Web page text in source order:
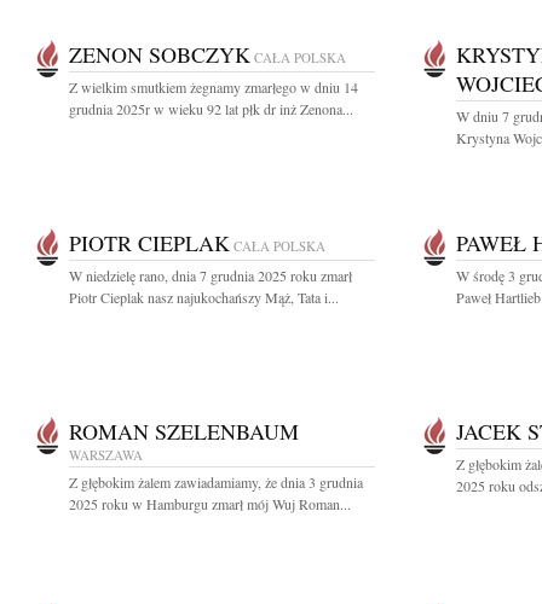
ZENON SOBCZYK CAŁA POLSKA
Z wielkim smutkiem żegnamy zmarłego w dniu 14
grudnia 2025r w wieku 92 lat płk dr inż Zenona...
W dniu 7
Krystyna
PIOTR CIEPLAK CAŁA POLSKA
W niedzielę rano, dnia 7 grudnia 2025 roku zmarł
Piotr Cieplak nasz najukochańszy Mąż, Tata i...
PAWEŁ
W środę 3
Paweł
ROMAN SZELENBAUM
WARSZAWA
Z głębokim żalem zawiadamiamy, że dnia 3 grudnia
2025 roku w Hamburgu zmarł mój Wuj Roman...
JACEK
Z głębokim
2025 roku